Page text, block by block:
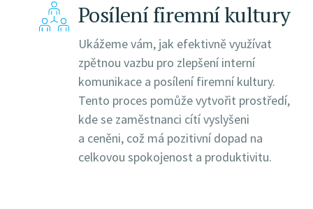
Posílení firemní kultury
Ukážeme vám, jak efektivně využívat
zpětnou vazbu pro zlepšení interní
komunikace a posílení firemní kultury.
Tento proces pomůže vytvořit prostředí,
kde se zaměstnanci cítí vyslyšeni
a ceněni, což má pozitivní dopad na
celkovou spokojenost a produktivitu.